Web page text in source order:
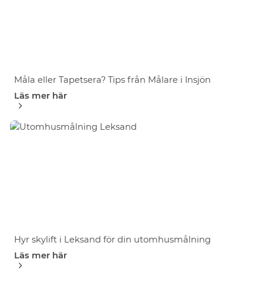
Måla eller Tapetsera? Tips från Målare i Insjön
Läs mer här
Hyr skylift i Leksand för din utomhusmålning
Läs mer här